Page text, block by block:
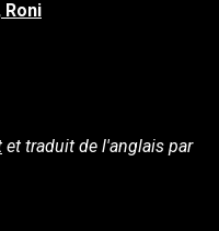
Roni
et traduit de l'anglais par